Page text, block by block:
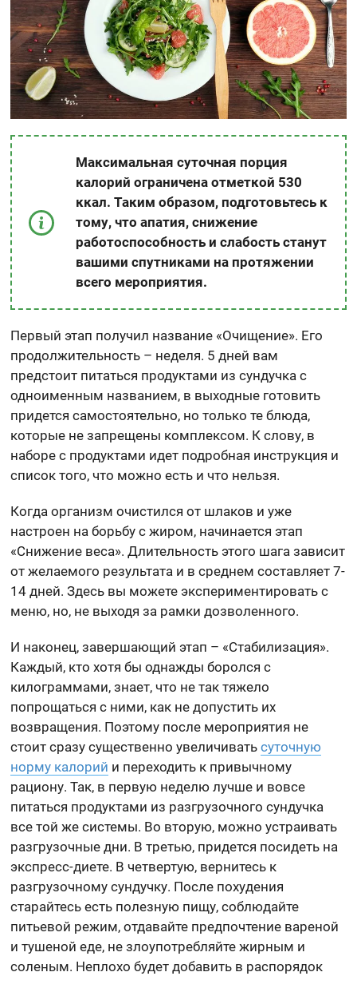
Максимальная суточная порция
калорий ограничена отметкой 530
ккал. Таким образом, подготовьтесь к
тому, что апатия, снижение
работоспособность и слабость станут
вашими спутниками на протяжении
всего мероприятия.
Первый этап получил название «Очищение». Его
продолжительность – неделя. 5 дней вам
предстоит питаться продуктами из сундучка с
одноименным названием, в выходные готовить
придется самостоятельно, но только те блюда,
которые не запрещены комплексом. К слову, в
наборе с продуктами идет подробная инструкция и
список того, что можно есть и что нельзя.
Когда организм очистился от шлаков и уже
настроен на борьбу с жиром, начинается этап
«Снижение веса». Длительность этого шага зависит
от желаемого результата и в среднем составляет 7-
14 дней. Здесь вы можете экспериментировать с
меню, но, не выходя за рамки дозволенного.
И наконец, завершающий этап – «Стабилизация».
Каждый, кто хотя бы однажды боролся с
килограммами, знает, что не так тяжело
попрощаться с ними, как не допустить их
возвращения. Поэтому после мероприятия не
стоит сразу существенно увеличиватьсуточную
норму калорий и переходить к привычному
рациону. Так, в первую неделю лучше и вовсе
питаться продуктами из разгрузочного сундучка
все той же системы. Во вторую, можно устраивать
разгрузочные дни. В третью, придется посидеть на
экспресс-диете. В четвертую, вернитесь к
разгрузочному сундучку. После похудения
старайтесь есть полезную пищу, соблюдайте
питьевой режим, отдавайте предпочтение вареной
и тушеной еде, не злоупотребляйте жирным и
соленым. Неплохо будет добавить в распорядок